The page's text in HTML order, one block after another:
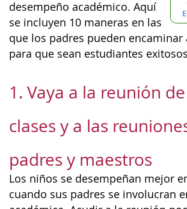
desempeño académico. Aquí
se incluyen 10 maneras en las
que los padres pueden encaminar
para que sean estudiantes
1. Vaya a la reunión
clases y a las
padres y maestros
Los niños se desempeñan mejor
cuando sus padres se involucran